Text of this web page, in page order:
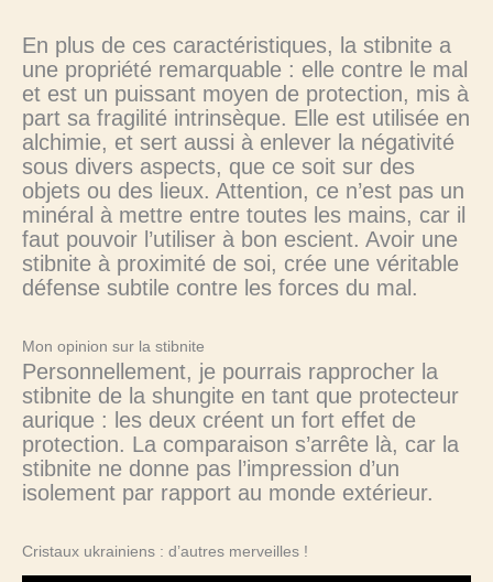
En plus de ces caractéristiques, la stibnite a
une propriété remarquable : elle contre le mal
et est un puissant moyen de protection, mis à
part sa fragilité intrinsèque. Elle est utilisée en
alchimie, et sert aussi à enlever la négativité
sous divers aspects, que ce soit sur des
objets ou des lieux. Attention, ce n’est pas un
minéral à mettre entre toutes les mains, car il
faut pouvoir l’utiliser à bon escient. Avoir une
stibnite à proximité de soi, crée une véritable
défense subtile contre les forces du mal.
Mon opinion sur la stibnite
Personnellement, je pourrais rapprocher la
stibnite de la shungite en tant que protecteur
aurique : les deux créent un fort effet de
protection. La comparaison s’arrête là, car la
stibnite ne donne pas l’impression d’un
isolement par rapport au monde extérieur.
Cristaux ukrainiens : d’autres merveilles !